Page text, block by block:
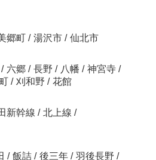
郷町 / 湯沢市 / 仙北市
/ 六郷 / 長野 / 八幡 / 神宮寺 /
/ 刈和野 / 花館
新幹線 / 北上線 /
/ 飯詰 / 後三年 / 羽後長野 /